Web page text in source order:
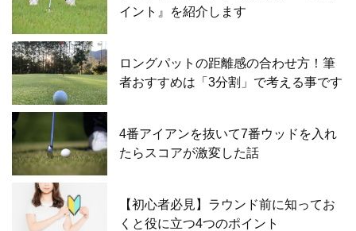
イント』を紹介します
ロングパットの距離感の合わせ方！筆
者おすすめは「3分割」で考える事です
4番アイアンを抜いて7番ウッドを入れ
たらスコアが激変した話
【初心者必見】ラウンド前に知ってお
くと役に立つ4つのポイント